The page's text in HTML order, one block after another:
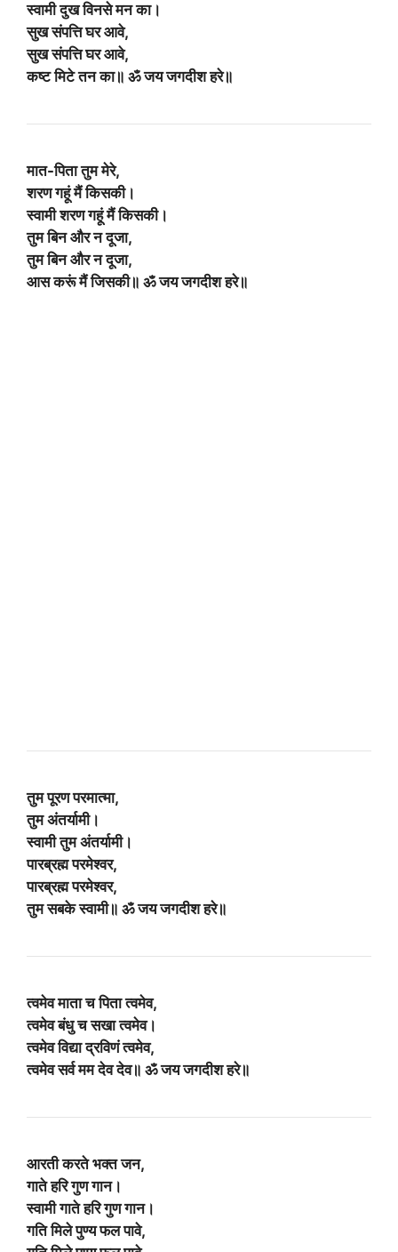
स्वामी दुख विनसे मन का।
सुख संपत्ति घर आवे,
सुख संपत्ति घर आवे,
कष्ट मिटे तन का॥ ॐ जय जगदीश हरे॥
मात-पिता तुम मेरे,
शरण गहूं मैं किसकी।
स्वामी शरण गहूं मैं किसकी।
तुम बिन और न दूजा,
तुम बिन और न दूजा,
आस करूं मैं जिसकी॥ ॐ जय जगदीश हरे॥
तुम पूरण परमात्मा,
तुम अंतर्यामी।
स्वामी तुम अंतर्यामी।
पारब्रह्म परमेश्वर,
पारब्रह्म परमेश्वर,
तुम सबके स्वामी॥ ॐ जय जगदीश हरे॥
त्वमेव माता च पिता त्वमेव,
त्वमेव बंधु च सखा त्वमेव।
त्वमेव विद्या द्रविणं त्वमेव,
त्वमेव सर्व मम देव देव॥ ॐ जय जगदीश हरे॥
आरती करते भक्त जन,
गाते हरि गुण गान।
स्वामी गाते हरि गुण गान।
गति मिले पुण्य फल पावे,